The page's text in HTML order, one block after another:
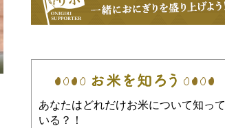
あなたはどれだけお米について知って
いる？！